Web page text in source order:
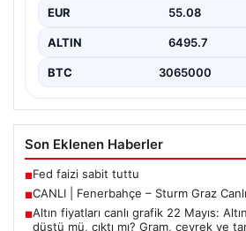
EUR 55.08
ALTIN 6495.7
BTC 3065000
Son Eklenen Haberler
■Fed faizi sabit tuttu
■CANLI | Fenerbahçe – Sturm Graz
■Altın fiyatları canlı grafik 22 Mayıs:
düştü mü, çıktı mı? Gram, çeyrek ve